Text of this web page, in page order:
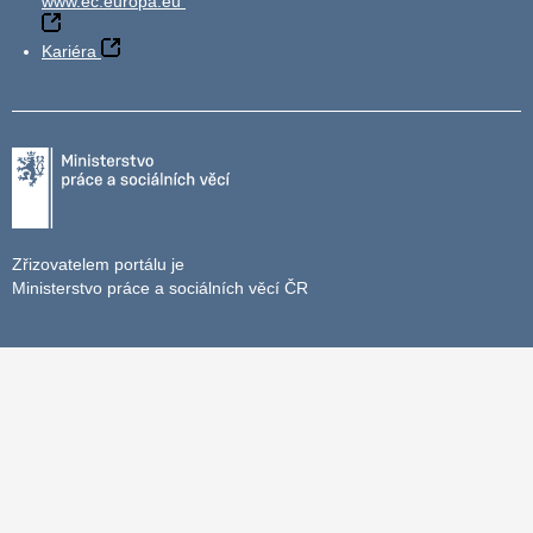
Kariéra
Zřizovatelem portálu je
Ministerstvo práce a sociálních věcí ČR